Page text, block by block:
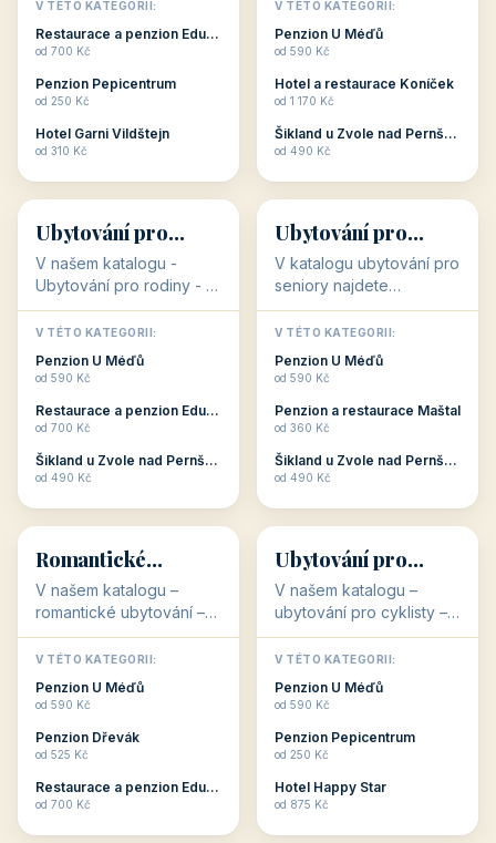
dovolenou přímo
souvisejí. Aktivní
odpočinek jso...
V TÉTO KATEGORII:
Restaurace a penzion Eduard
od 700 Kč
Penzion Pepicentrum
od 250 Kč
Hotel Garni Vildštejn
od 310 Kč
cenově dostupné
ubytování v ČR. Budete
c...
V TÉTO KATEGORII:
Penzion U Méďů
od 590 Kč
Hotel a restaurace Koníček
od 1 170 Kč
Šikland u Zvole nad Pernštejnem
od 490 Kč
👨‍👩‍👧‍👦
👨‍👩‍👧‍👦
34 objektů
Ubytování pro
rodiny
V našem katalogu -
Ubytování pro rodiny -
jsou pro Vás připraveny
objekty, které svojí
polohou či vybaveností,
nabízí klidné ubytování
V TÉTO KATEGORII:
Penzion U Méďů
od 590 Kč
Restaurace a penzion Eduard
od 700 Kč
Šikland u Zvole nad Pernštejnem
od 490 Kč
🧓
🧓
33 objektů
Ubytování pro
seniory
V katalogu ubytování pro
seniory najdete
penziony a hotely, které
jsou přizpůsobeny pro
ubytování klientů vyššího
věku. Některé z nich
V TÉTO KATEGORII:
Penzion U Méďů
od 590 Kč
Penzion a restaurace Maštal
od 360 Kč
Šikland u Zvole nad Pernštejnem
od 490 Kč
💕
💕
Romantické
ubytování
V našem katalogu –
romantické ubytování –
jsou pro Vás připraveny
objekty, které svojí
stavbou, polohou anebo
zaměřením nabízí
Romantické ...
V TÉTO KATEGORII:
Penzion U Méďů
od 590 Kč
Penzion Dřevák
od 525 Kč
Restaurace a penzion Eduard
od 700 Kč
🚴
🚴
32 objektů
Ubytování pro
cyklisty
V našem katalogu –
ubytování pro cyklisty –
jsou pro Vás připraveny
objekty, které jsou na
milovníky cykloturistiky
připraveny. Většinou mají
V TÉTO KATEGORII:
Penzion U Méďů
od 590 Kč
Penzion Pepicentrum
od 250 Kč
Hotel Happy Star
od 875 Kč
👥 💼